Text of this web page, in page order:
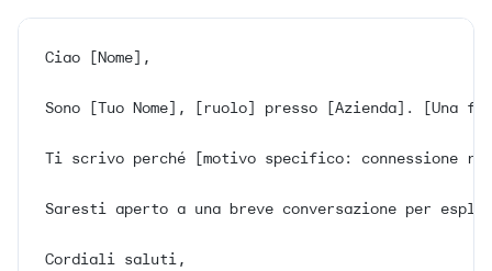
Ciao [Nome],
Sono [Tuo Nome], [ruolo] presso [Azienda].
Ti scrivo perché [motivo specifico: connessione
Saresti aperto a una breve conversazione per
Cordiali saluti,